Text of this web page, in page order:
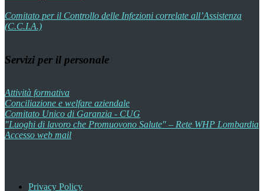
Comitato per il Controllo delle Infezioni correlate all’Assistenza
(C.C.I.A.)
Servizi per il personale
Attività formativa
Conciliazione e welfare aziendale
Comitato Unico di Garanzia - CUG
"Luoghi di lavoro che Promuovono Salute" – Rete WHP Lombardia
Accesso web mail
Privacy Policy